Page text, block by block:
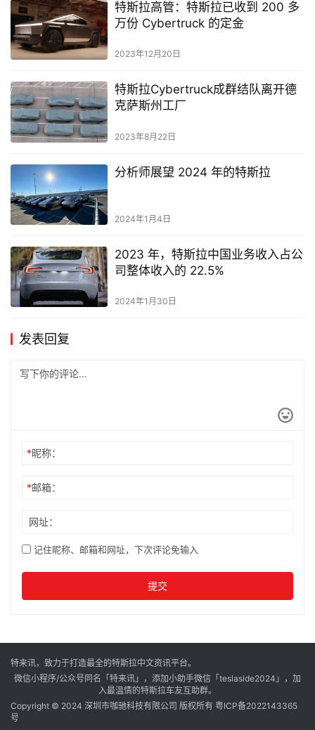
特斯拉高管：特斯拉已收到 200 多
万份 Cybertruck 的定金
2023年12月20日
特斯拉Cybertruck成群结队离开德
克萨斯州工厂
2023年8月22日
分析师展望 2024 年的特斯拉
2024年1月4日
2023 年，特斯拉中国业务收入占公
司整体收入的 22.5%
2024年1月30日
发表回复
*昵称：
*邮箱：
网址：
记住昵称、邮箱和网址，下次评论免输入
提交
特来讯，致力于打造最全的特斯拉中文资讯平台。
微信小程序/公众号同名「特来讯」，添加小助手微信「teslaside2024」，加
入最温情的特斯拉车友互助群。
Copyright © 2024 深圳市咖驰科技有限公司 版权所有 粤ICP备2022143365
号